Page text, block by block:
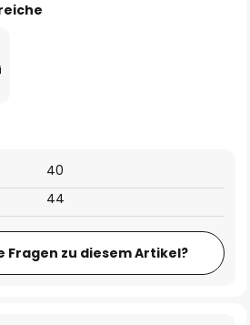
40
44
Fragen zu diesem Artikel?